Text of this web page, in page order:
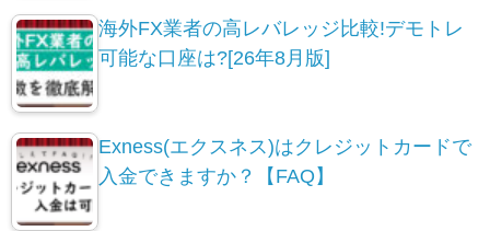
海外FX業者の高レバレッジ比較!デモトレ
可能な口座は?[26年8月版]
Exness(エクスネス)はクレジットカードで
入金できますか？【FAQ】